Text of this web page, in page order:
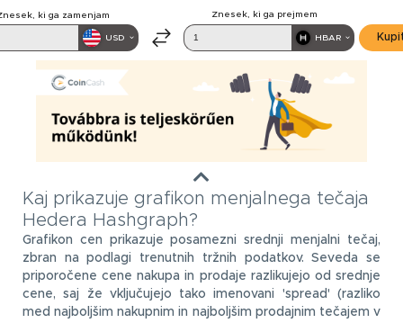
Kaj prikazuje grafikon menjalnega tečaja
Hedera Hashgraph?
Grafikon cen prikazuje posamezni srednji menjalni tečaj,
zbran na podlagi trenutnih tržnih podatkov. Seveda se
priporočene cene nakupa in prodaje razlikujejo od srednje
cene, saj že vključujejo tako imenovani 'spread' (razliko
med najboljšim nakupnim in najboljšim prodajnim tečajem v